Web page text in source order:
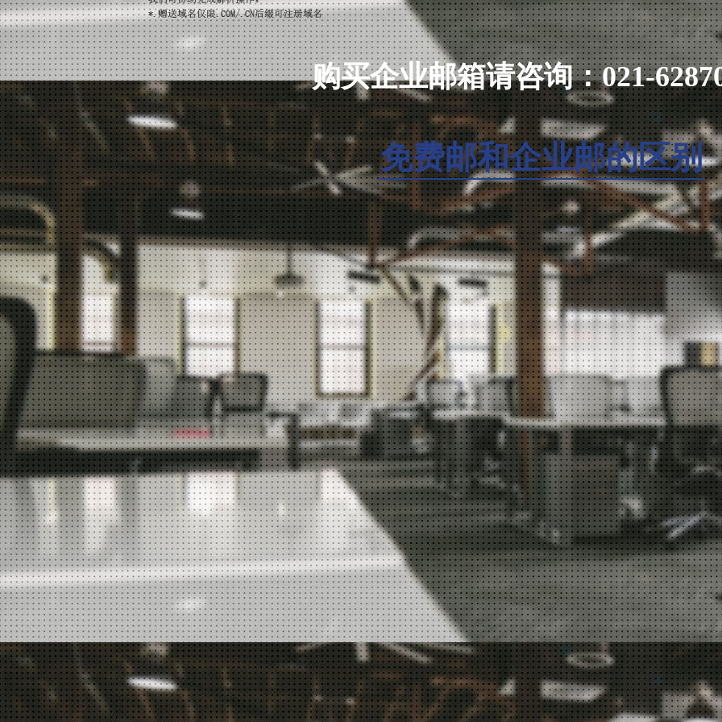
邮件阅后回执 支持
抄送/密送功能 支持
定时发信功能 支持
签名/企业名片功能 支持
企业公告信息显示 支持
地址本导入/导出(与Outlook兼容) 支持
第三方邮箱代收 支持
邮件跟踪 支持
邮件撤回 支持
手机邮箱安全保障功能 支持
微信收发 支持
安全邮件功能 支持
企业云盘 支持
189邮箱一键登录 支持
购买企业邮箱请咨询：021-
免费邮和企业邮的区别